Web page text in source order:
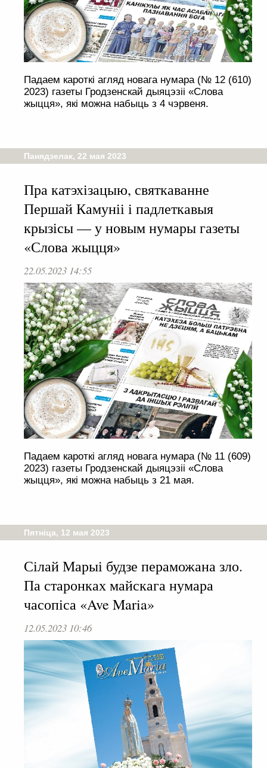
Падаем кароткі агляд новага нумара (№ 12 (610)
2023) газеты Гродзенскай дыяцэзіі «Слова
жыцця», які можна набыць з 4 чэрвеня.
Панядзелак, 22 мая 2023
Пра катэхізацыю, святкаванне
Першай Камуніі і падлеткавыя
крызісы — у новым нумары газеты
«Слова жыцця»
22.05.2023 14:55
Падаем кароткі агляд новага нумара (№ 11 (609)
2023) газеты Гродзенскай дыяцэзіі «Слова
жыцця», які можна набыць з 21 мая.
Пятніца, 12 мая 2023
Сілай Марыі будзе пераможана зло.
Па старонках майскага нумара
часопіса «Ave Maria»
12.05.2023 10:46